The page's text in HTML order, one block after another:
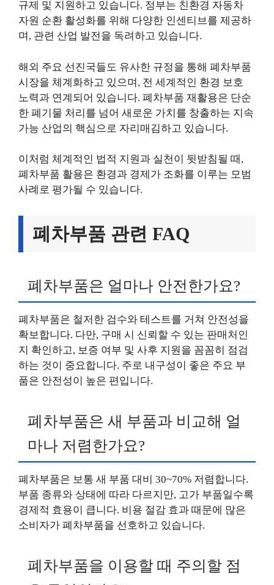
규제 및 지원하고 있습니다. 정부는 친환경 자동차
자원 순환 활성화를 위해 다양한 인센티브를 제공하
며, 관련 산업 발전을 독려하고 있습니다.
해외 주요 선진국들도 유사한 규정을 통해 폐차부품
시장을 체계화하고 있으며, 전 세계적인 환경 보호
노력과 연계되어 있습니다. 폐차부품 재활용은 단순
한 폐기물 처리를 넘어 새로운 가치를 창출하는 지속
가능 산업의 핵심으로 자리매김하고 있습니다.
이처럼 체계적인 법적 지원과 실천이 뒷받침될 때,
폐차부품 활용은 환경과 경제가 조화를 이루는 모범
사례로 평가될 수 있습니다.
폐차부품 관련 FAQ
폐차부품은 얼마나 안전한가요?
폐차부품은 철저한 검수와 테스트를 거쳐 안전성을
확보합니다. 다만, 구매 시 신뢰할 수 있는 판매처인
지 확인하고, 보증 여부 및 사후 지원을 꼼꼼히 점검
하는 것이 중요합니다. 주로 내구성이 좋은 주요 부
품은 안전성이 높은 편입니다.
폐차부품은 새 부품과 비교해 얼
마나 저렴한가요?
폐차부품은 보통 새 부품 대비 30~70% 저렴합니다.
부품 종류와 상태에 따라 다르지만, 고가 부품일수록
경제적 효용이 큽니다. 비용 절감 효과 때문에 많은
소비자가 폐차부품을 선호하고 있습니다.
폐차부품을 이용할 때 주의할 점